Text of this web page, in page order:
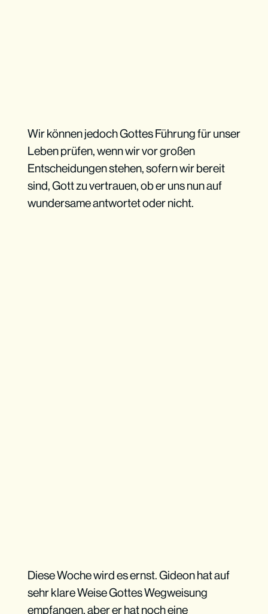
Wir können jedoch Gottes Führung für unser
Leben prüfen, wenn wir vor großen
Entscheidungen stehen, sofern wir bereit
sind, Gott zu vertrauen, ob er uns nun auf
wundersame antwortet oder nicht.
Diese Woche wird es ernst. Gideon hat auf
sehr klare Weise Gottes Wegweisung
empfangen, aber er hat noch eine